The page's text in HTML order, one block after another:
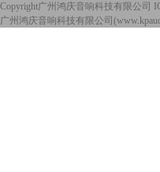
Copyright广州鸿庆音响科技有限公司
广州鸿庆音响科技有限公司